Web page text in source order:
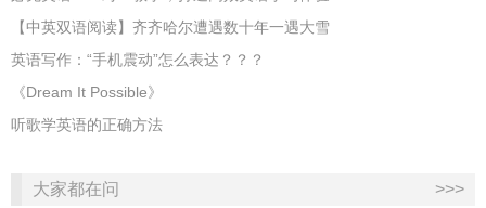
【中英双语阅读】齐齐哈尔遭遇数十年一遇大雪
英语写作：“手机震动”怎么表达？？？
《Dream It Possible》
听歌学英语的正确方法
大家都在问 >>>